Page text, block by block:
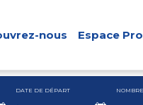
nous Espace Pro
DATE DE DÉPART